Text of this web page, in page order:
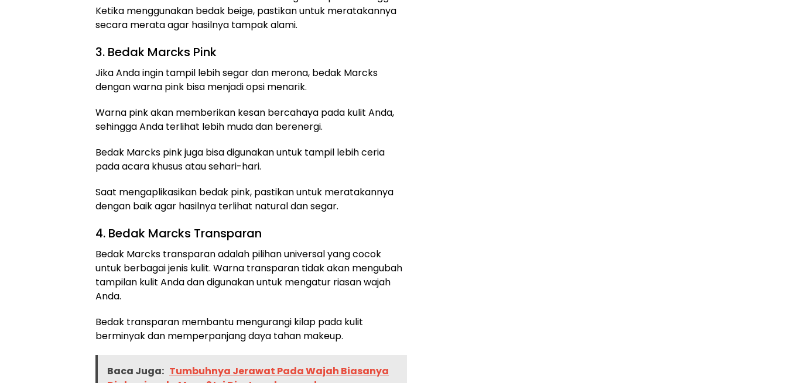
Ketika menggunakan bedak beige, pastikan untuk meratakannya
secara merata agar hasilnya tampak alami.
3. Bedak Marcks Pink
Jika Anda ingin tampil lebih segar dan merona, bedak Marcks
dengan warna pink bisa menjadi opsi menarik.
Warna pink akan memberikan kesan bercahaya pada kulit Anda,
sehingga Anda terlihat lebih muda dan berenergi.
Bedak Marcks pink juga bisa digunakan untuk tampil lebih ceria
pada acara khusus atau sehari-hari.
Saat mengaplikasikan bedak pink, pastikan untuk meratakannya
dengan baik agar hasilnya terlihat natural dan segar.
4. Bedak Marcks Transparan
Bedak Marcks transparan adalah pilihan universal yang cocok
untuk berbagai jenis kulit. Warna transparan tidak akan mengubah
tampilan kulit Anda dan digunakan untuk mengatur riasan wajah
Anda.
Bedak transparan membantu mengurangi kilap pada kulit
berminyak dan memperpanjang daya tahan makeup.
Baca Juga: Tumbuhnya Jerawat Pada Wajah Biasanya